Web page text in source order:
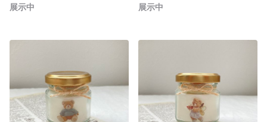
展示中
展示中